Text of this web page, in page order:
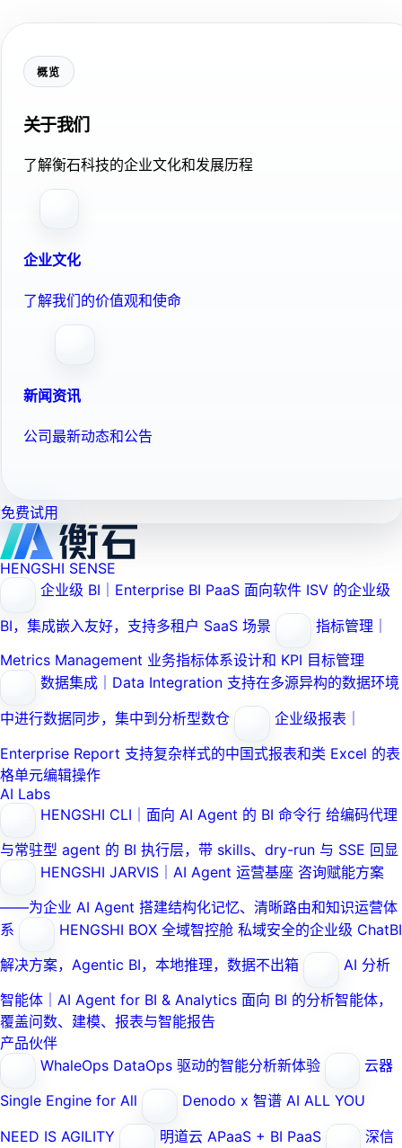
概览
关于我们
了解衡石科技的企业文化和发展历程
企业文化
了解我们的价值观和使命
新闻资讯
公司最新动态和公告
免费试用
HENGSHI SENSE
企业级 BI｜Enterprise BI PaaS 面向软件 ISV 的企业级
BI，集成嵌入友好，支持多租户 SaaS 场景
指标管理｜
Metrics Management 业务指标体系设计和 KPI 目标管理
数据集成｜Data Integration 支持在多源异构的数据环境
中进行数据同步，集中到分析型数仓
企业级报表｜
Enterprise Report 支持复杂样式的中国式报表和类 Excel 的表
格单元编辑操作
AI Labs
HENGSHI CLI｜面向 AI Agent 的 BI 命令行 给编码代理
与常驻型 agent 的 BI 执行层，带 skills、dry-run 与 SSE 回显
HENGSHI JARVIS｜AI Agent 运营基座 咨询赋能方案
——为企业 AI Agent 搭建结构化记忆、清晰路由和知识运营体
系
HENGSHI BOX 全域智控舱 私域安全的企业级 ChatBI
解决方案，Agentic BI，本地推理，数据不出箱
AI 分析
智能体｜AI Agent for BI & Analytics 面向 BI 的分析智能体，
覆盖问数、建模、报表与智能报告
产品伙伴
WhaleOps DataOps 驱动的智能分析新体验
云器
Single Engine for All
Denodo x 智谱 AI ALL YOU
NEED IS AGILITY
明道云 APaaS + BI PaaS
深信